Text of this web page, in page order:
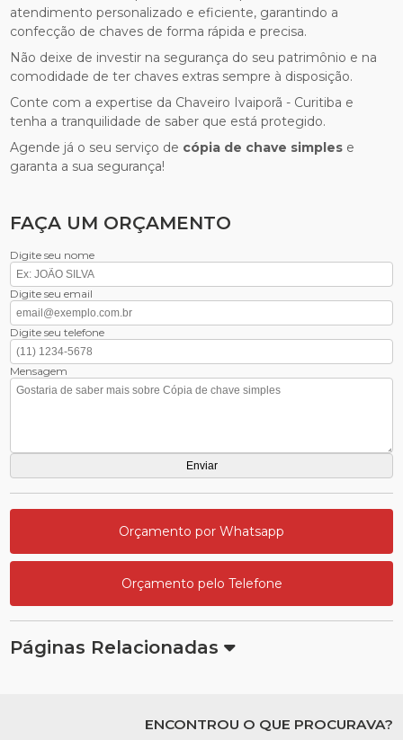
atendimento personalizado e eficiente, garantindo a
confecção de chaves de forma rápida e precisa.
Não deixe de investir na segurança do seu patrimônio e na
comodidade de ter chaves extras sempre à disposição.
Conte com a expertise da Chaveiro Ivaiporã - Curitiba e
tenha a tranquilidade de saber que está protegido.
Agende já o seu serviço de cópia de chave simples e
garanta a sua segurança!
FAÇA UM ORÇAMENTO
Digite seu nome
Digite seu email
Digite seu telefone
Mensagem
Orçamento por Whatsapp
Orçamento pelo Telefone
Páginas Relacionadas
ENCONTROU O QUE PROCURAVA?